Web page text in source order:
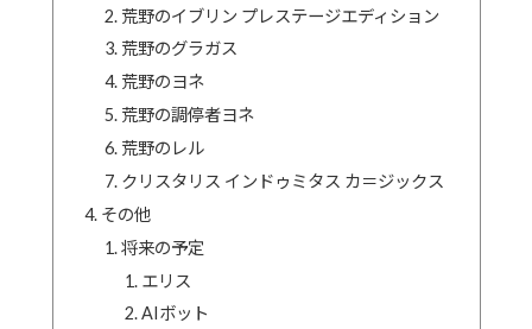
荒野のイブリン プレステージエディション
荒野のグラガス
荒野のヨネ
荒野の調停者ヨネ
荒野のレル
クリスタリス インドゥミタス カ＝ジックス
その他
将来の予定
エリス
AIボット